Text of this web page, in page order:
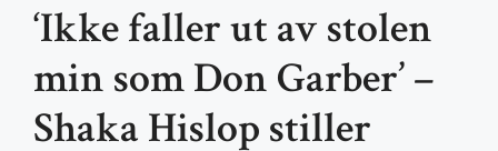
‘Ikke faller ut av stolen
min som Don Garber’ –
Shaka Hislop stiller